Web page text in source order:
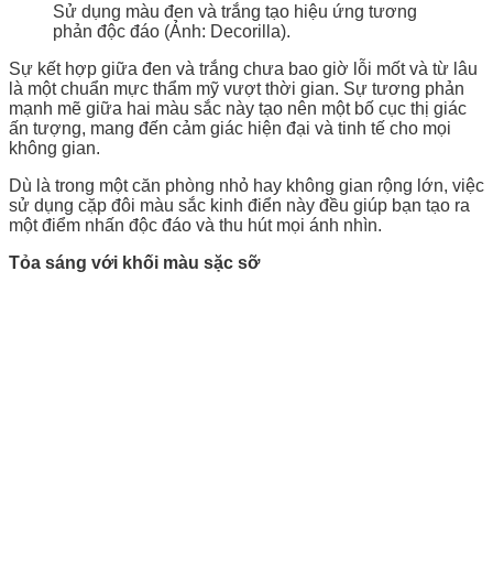
Sử dụng màu đen và trắng tạo hiệu ứng tương
phản độc đáo (Ảnh: Decorilla).
Sự kết hợp giữa đen và trắng chưa bao giờ lỗi mốt và từ lâu
là một chuẩn mực thẩm mỹ vượt thời gian. Sự tương phản
mạnh mẽ giữa hai màu sắc này tạo nên một bố cục thị giác
ấn tượng, mang đến cảm giác hiện đại và tinh tế cho mọi
không gian.
Dù là trong một căn phòng nhỏ hay không gian rộng lớn, việc
sử dụng cặp đôi màu sắc kinh điển này đều giúp bạn tạo ra
một điểm nhấn độc đáo và thu hút mọi ánh nhìn.
Tỏa sáng với khối màu sặc sỡ